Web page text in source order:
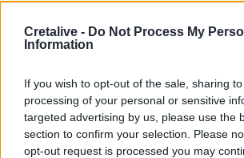
Cretalive - Do Not Process My
Information
If you wish to opt-out of the sale, sharing
processing of your personal or sensitive
targeted advertising by us, please use the
section to confirm your selection. Please
opt-out request is processed you may
Κατσαφάδος από τα Βίλια: «Κανένας
23:03
Ποια είναι τα δέντρα που μπορούν να
το σπίτι σας απέναντι στις πυρκαγιές